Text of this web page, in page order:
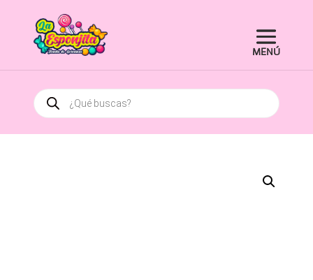
Búsqueda
de
productos